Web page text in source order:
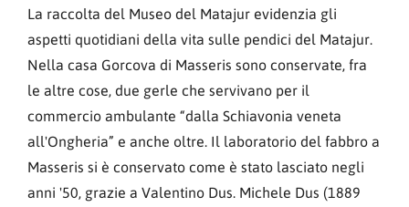
La raccolta del Museo del Matajur evidenzia gli
aspetti quotidiani della vita sulle pendici del Matajur.
Nella casa Gorcova di Masseris sono conservate, fra
le altre cose, due gerle che servivano per il
commercio ambulante “dalla Schiavonia veneta
all'Ongheria” e anche oltre. Il laboratorio del fabbro a
Masseris si è conservato come è stato lasciato negli
anni '50, grazie a Valentino Dus. Michele Dus (1889